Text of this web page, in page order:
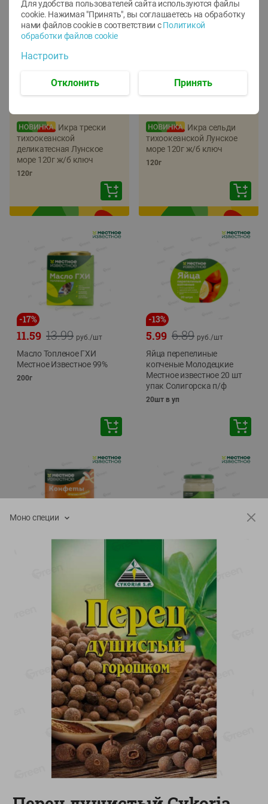
22%
Икра трески
тихоокеанской
деликатесная Лунское
море 120г ж/б ключ
120г
-17%
Икра сельди
тихоокеанской Лунское
море 120г ж/б ключ
120г
-17%
13.99
11.59 руб./шт
Масло Топленое ГХИ
Местное Известное 99%
200г
-13%
6.89
5.99 руб./шт
Яйца перепелиные
копченые Молодецкие
Местное известное 20 шт
упак Солигорска п/ф
20шт в уп
известное яблоко-тыква
5.19
4.59 руб./шт
Майонез Эко премиум
Местное известное
300г
Показано 1-14 из 76
Показать 15-28 из 76
Каталог товаров
Моно специи
Для удобства пользователей сайта используются файлы
cookie. Нажимая "Принять", вы соглашаетесь на обработку
нами файлов cookie в соответствии с Политикой
обработки файлов cookie
Настроить
Отклонить Принять